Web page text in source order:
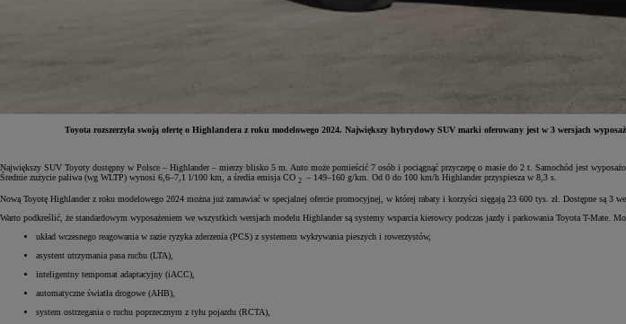
Od81 900 zł
HYBRID
Toyota rozszerzyła swoją ofertę o Highlandera z roku modelowego 2024. Największy hybrydowy SUV marki oferowany jest w 3 wersjach
Największy SUV Toyoty dostępny w Polsce – Highlander – mierzy blisko 5 m. Auto może pomieścić 7 osób i pociągnąć przyczepę o masie do 2 t. Samochód jest
Średnie zużycie paliwa (wg WLTP) wynosi 6,6–7,1 l/100 km, a średia emisja CO 2 – 149–160 g/km. Od 0 do 100 km/h Highlander przyspiesza w 8,3 s.
Nową Toyotę Highlander z roku modelowego 2024 można już zamawiać w specjalnej ofercie promocyjnej, w której rabaty i korzyści sięgają 23 600 tys. zł. Dostępne są 3
Warto podkreślić, że standardowym wyposażeniem we wszystkich wersjach modelu Highlander są systemy wsparcia kierowcy podczas jazdy i parkowania Toyota T-Mate.
układ wczesnego reagowania w razie ryzyka zderzenia (PCS) z systemem wykrywania pieszych i rowerzystów,
asystent utrzymania pasa ruchu (LTA),
inteligentny tempomat adaptacyjny (iACC),
automatyczne światła drogowe (AHB),
system ostrzegania o ruchu poprzecznym z tyłu pojazdu (RCTA),